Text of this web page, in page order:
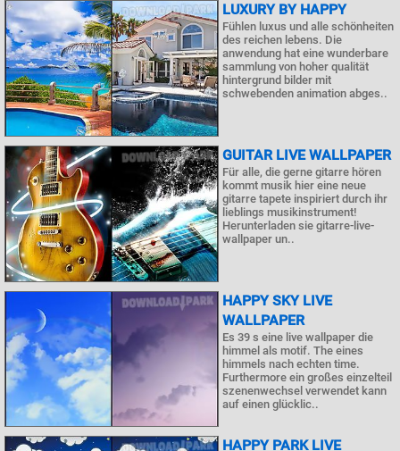
LUXURY BY HAPPY
Fühlen luxus und alle schönheiten
des reichen lebens. Die
anwendung hat eine wunderbare
sammlung von hoher qualität
hintergrund bilder mit
schwebenden animation abges..
GUITAR LIVE WALLPAPER
Für alle, die gerne gitarre hören
kommt musik hier eine neue
gitarre tapete inspiriert durch ihr
lieblings musikinstrument!
Herunterladen sie gitarre-live-
wallpaper un..
HAPPY SKY LIVE
WALLPAPER
Es 39 s eine live wallpaper die
himmel als motif. The eines
himmels nach echten time.
Furthermore ein großes einzelteil
szenenwechsel verwendet kann
auf einen glücklic..
HAPPY PARK LIVE